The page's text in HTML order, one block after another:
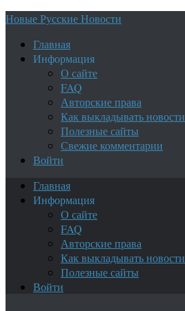
Новые Русские Новости
Главная
Информация
О сайте
FAQ
Авторские права
Как выкладывать новости
Полезные сайты
Свежие комментарии
Войти
Главная
Информация
О сайте
FAQ
Авторские права
Как выкладывать новости
Полезные сайты
Войти